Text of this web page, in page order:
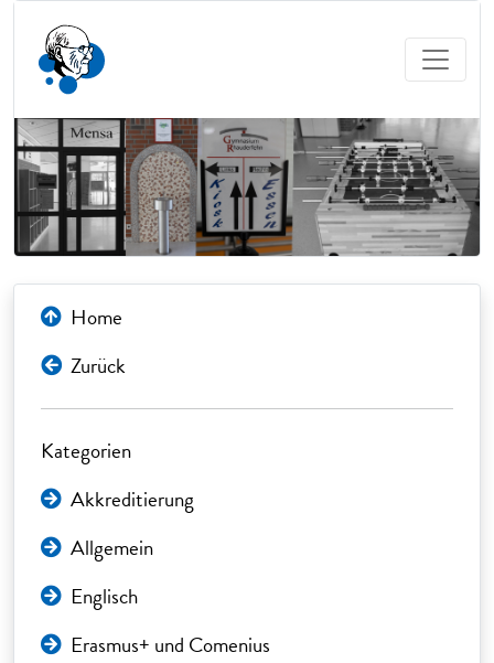
Home
Zurück
Kategorien
Akkreditierung
Allgemein
Englisch
Erasmus+ und Comenius